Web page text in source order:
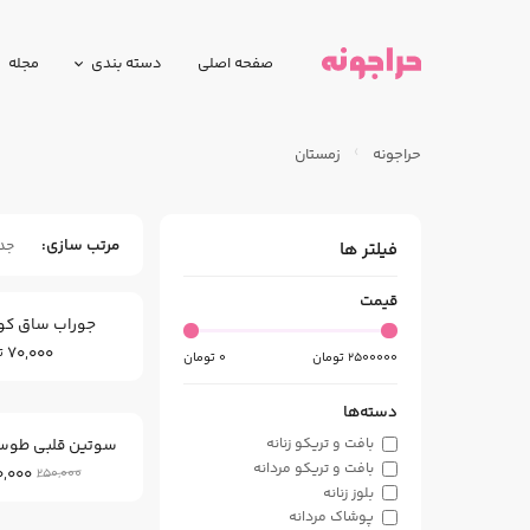
صفحه اصلی دسته بندی مجله
حراجونه زمستان
فیلتر ها
قیمت
0 تومان 2500000تومان
دسته‌ها
بافت و تریکو زنانه
بافت و تریکو مردانه
بلوز زنانه
پوشاک مردانه
مرتب سازی
جوراب ساق
70,000
سوتین قلبی
250,000